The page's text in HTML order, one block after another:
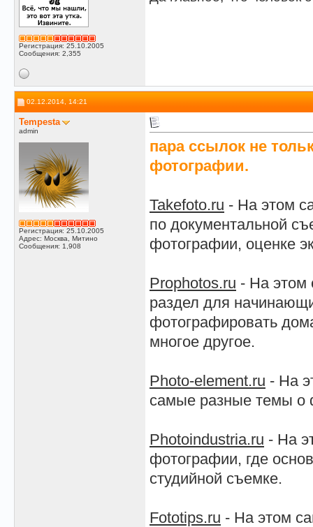
Регистрация: 25.10.2005
Сообщения: 2,355
02.12.2014, 14:21
Tempesta
admin
Регистрация: 25.10.2005
Адрес: Москва, Митино
Сообщения: 1,908
пара ссылок не
фотографии.
Takefoto.ru - На этом
по документальной
фотографии, оценке
Prophotos.ru - На этом
раздел для
фотографировать
многое другое.
Photo-element.ru - На
самые разные темы о
Photoindustria.ru - На
фотографии, где
студийной съемке.
Fototips.ru - На этом